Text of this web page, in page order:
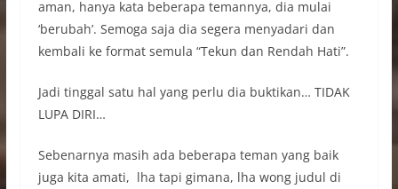
aman, hanya kata beberapa temannya, dia mulai
‘berubah’. Semoga saja dia segera menyadari dan
kembali ke format semula “Tekun dan Rendah Hati”.
Jadi tinggal satu hal yang perlu dia buktikan… TIDAK
LUPA DIRI…
Sebenarnya masih ada beberapa teman yang baik
juga kita amati, lha tapi gimana, lha wong judul di